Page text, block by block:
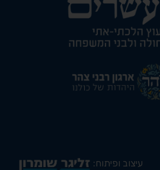
עיצוב ופיתוח: